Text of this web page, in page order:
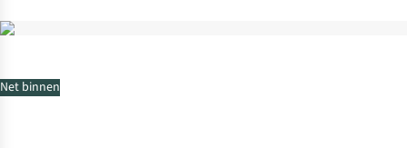
Net binnen